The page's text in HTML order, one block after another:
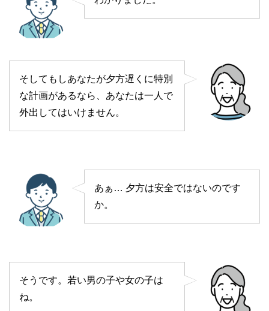
そしてもしあなたが夕方遅くに特別
な計画があるなら、あなたは一人で
外出してはいけません。
あぁ… 夕方は安全ではないのです
か。
そうです。若い男の子や女の子は
ね。